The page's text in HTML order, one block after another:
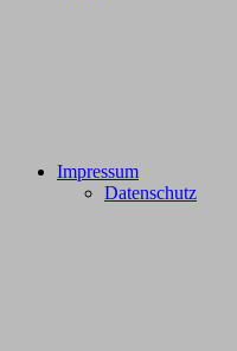
Impressum
Datenschutz